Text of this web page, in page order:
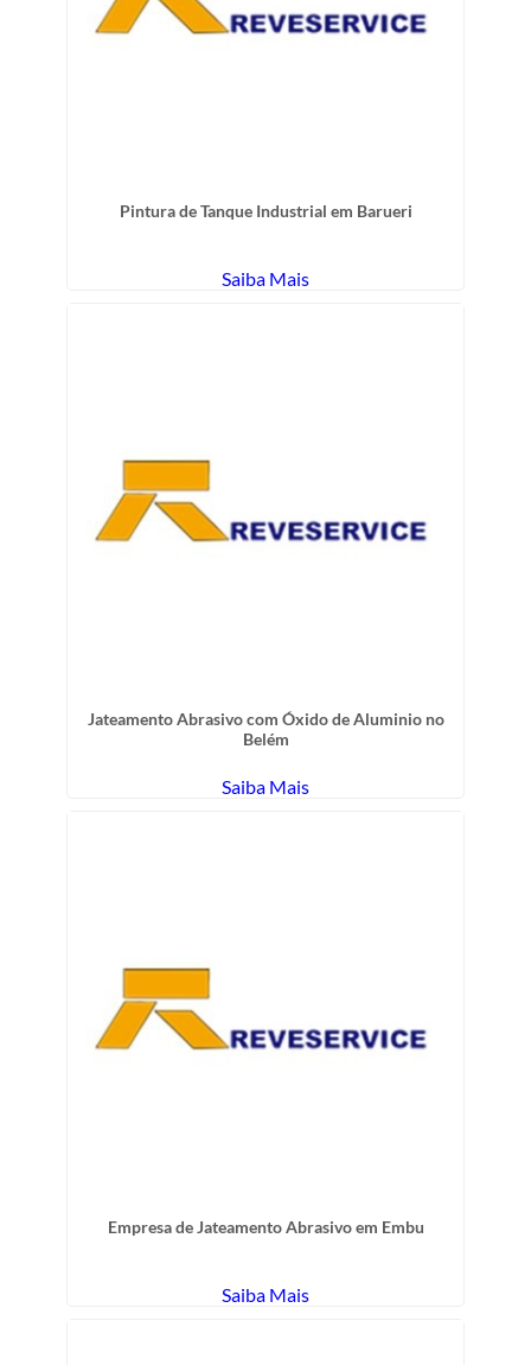
Pintura de Tanque Industrial em Barueri
Saiba Mais
Jateamento Abrasivo com Óxido de Aluminio no
Belém
Saiba Mais
Empresa de Jateamento Abrasivo em Embu
Saiba Mais